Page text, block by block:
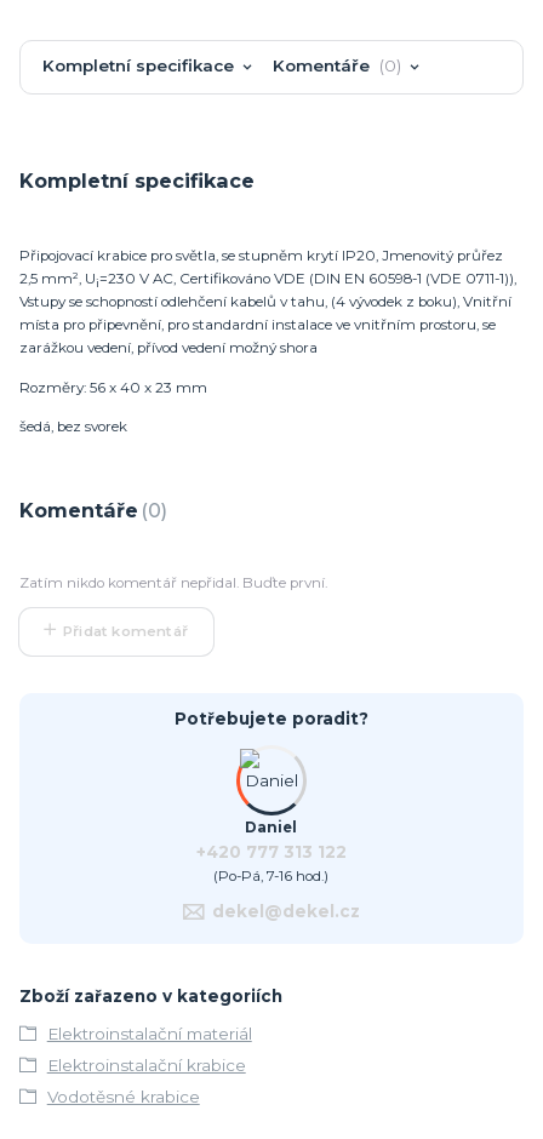
Kompletní specifikace Komentáře 0
Kompletní specifikace
Připojovací krabice pro světla, se stupněm krytí IP20, Jmenovitý průřez
2,5 mm², Ui=230 V AC, Certifikováno VDE (DIN EN 60598-1 (VDE 0711-1)),
Vstupy se schopností odlehčení kabelů v tahu, (4 vývodek z boku), Vnitřní
místa pro připevnění, pro standardní instalace ve vnitřním prostoru, se
zarážkou vedení, přívod vedení možný shora
Rozměry: 56 x 40 x 23 mm
šedá, bez svorek
Komentáře 0
Zatím nikdo komentář nepřidal. Buďte první.
Přidat komentář
Potřebujete poradit?
Daniel
+420 777 313 122
(Po-Pá, 7-16 hod.)
dekel@dekel.cz
Zboží zařazeno v kategoriích
Elektroinstalační materiál
Elektroinstalační krabice
Vodotěsné krabice